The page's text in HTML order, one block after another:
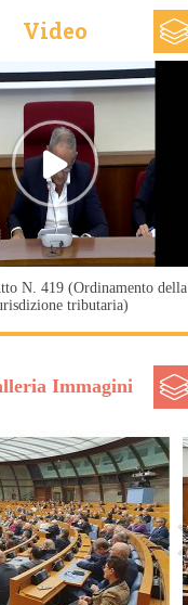
Video
N. 419 (Ordinamento della
tributaria)
Immagini